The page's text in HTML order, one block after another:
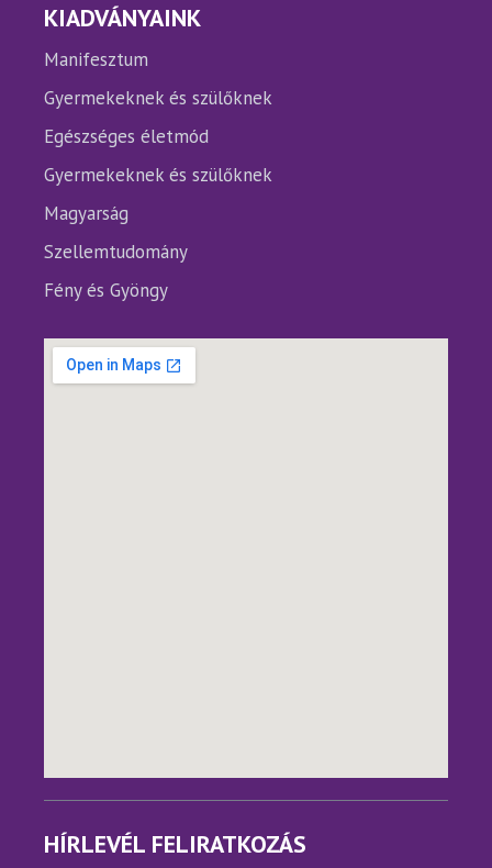
KIADVÁNYAINK
Manifesztum
Gyermekeknek és szülőknek
Egészséges életmód
Gyermekeknek és szülőknek
Magyarság
Szellemtudomány
Fény és Gyöngy
HÍRLEVÉL FELIRATKOZÁS